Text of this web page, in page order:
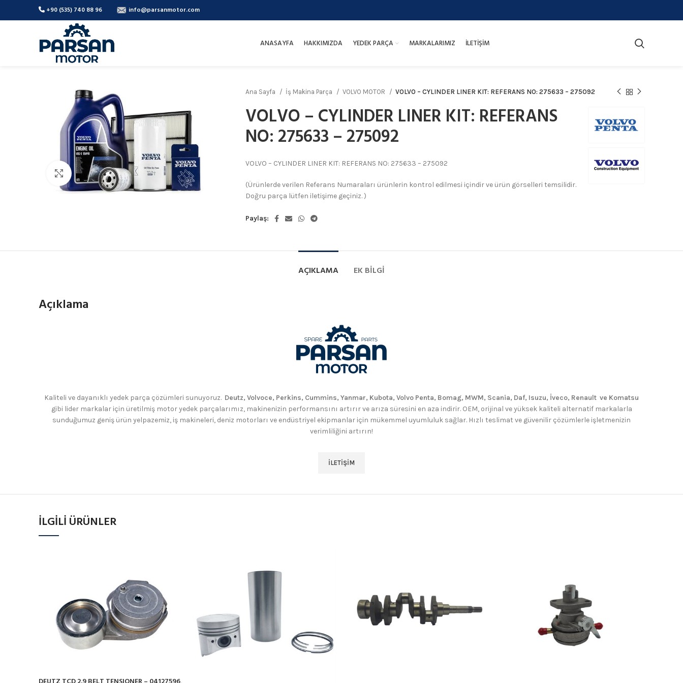
ANASAYFA HAKKIMIZDA YEDEK PARÇA MARKALARIMIZ İLETIŞIM
Büyütmek için tıklayın
Ana Sayfa İş Makina Parça VOLVO MOTOR VOLVO – CYLINDER LINER KIT: REFERANS NO: 275633 – 275092
VOLVO – CYLINDER LINER KIT: REFERANS
NO: 275633 – 275092
VOLVO – CYLINDER LINER KIT: REFERANS NO: 275633 – 275092
(Ürünlerde verilen Referans Numaraları ürünlerin kontrol edilmesi içindir ve ürün görselleri temsilidir.
Doğru parça lütfen iletişime geçiniz. )
Paylaş:
AÇIKLAMA EK BILGI
Açıklama
Kaliteli ve dayanıklı yedek parça çözümleri sunuyoruz. Deutz, Volvoce, Perkins, Cummins, Yanmar, Kubota, Volvo Penta, Bomag, MWM, Scania, Daf, Isuzu, İveco, Renault ve Komatsu
gibi lider markalar için üretilmiş motor yedek parçalarımız, makinenizin performansını artırır ve arıza süresini en aza indirir. OEM, orijinal ve yüksek kaliteli alternatif markalarla
sunduğumuz geniş ürün yelpazemiz, iş makineleri, deniz motorları ve endüstriyel ekipmanlar için mükemmel uyumluluk sağlar. Hızlı teslimat ve güvenilir çözümlerle işletmenizin
verimliliğini artırın!
İLETIŞIM
İLGILI ÜRÜNLER
+90 (535) 740 88 96 info@parsanmotor.com